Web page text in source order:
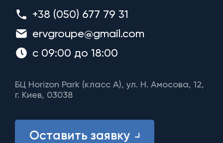
+38 (050) 677 79 31
ervgroupe@gmail.com
с 09:00 до 18:00
БЦ Horizon Park (класс A), ул. Н. Амосова, 12,
г. Киев, 03038
Оставить заявку